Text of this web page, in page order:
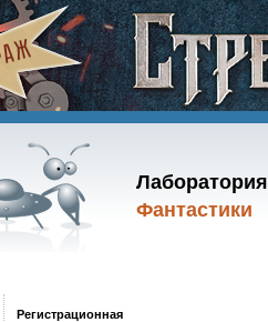
Лаборатория
Фантастики
Регистрационная